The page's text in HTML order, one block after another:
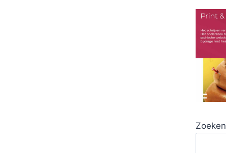
Zoeken